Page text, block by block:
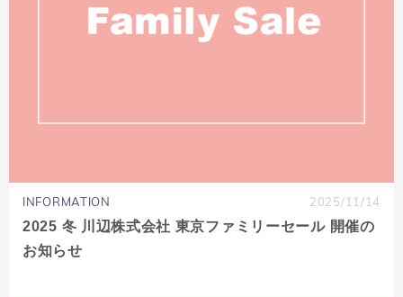
INFORMATION 2025/11/14
2025 冬 川辺株式会社 東京ファミリーセール 開催の
お知らせ